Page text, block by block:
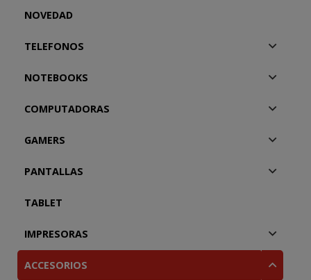
NOVEDAD
TELEFONOS
NOTEBOOKS
COMPUTADORAS
GAMERS
PANTALLAS
TABLET
IMPRESORAS
ACCESORIOS